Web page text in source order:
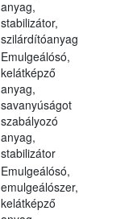
anyag,
stabilizátor,
szilárdítóanyag
Emulgeálósó,
kelátképző
anyag,
savanyúságot
szabályozó
anyag,
stabilizátor
Emulgeálósó,
emulgeálószer,
kelátképző